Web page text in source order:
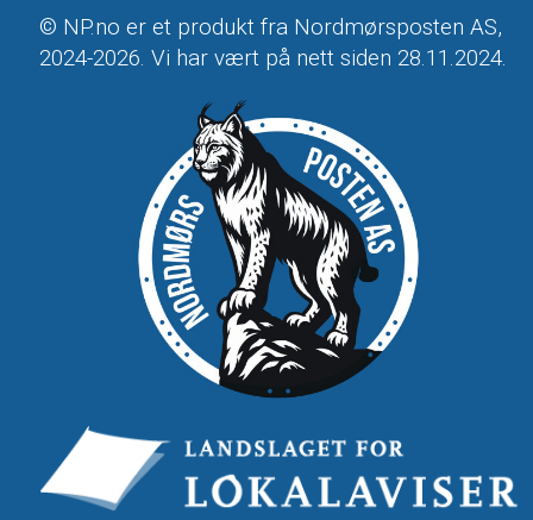
© NP.no er et produkt fra Nordmørsposten AS,
2024-2026. Vi har vært på nett siden 28.11.2024.